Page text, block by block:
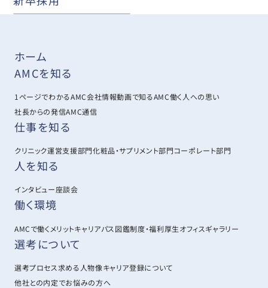
ホーム
AMCを知る
1ページでわかるAMC会社情報動画で知るAMC働く人への思い
社長からの発信AMC通信
仕事を知る
クリニック運営支援部門化粧品・サプリメント部門コーポレート部門
人を知る
インタビュー座談会
働く環境
AMCで働くメリットキャリアパス図鑑制度・福利厚生オフィスギャラリー
選考について
選考プロセス求める人物像キャリア登録について
他社との内定でお悩みの方へ